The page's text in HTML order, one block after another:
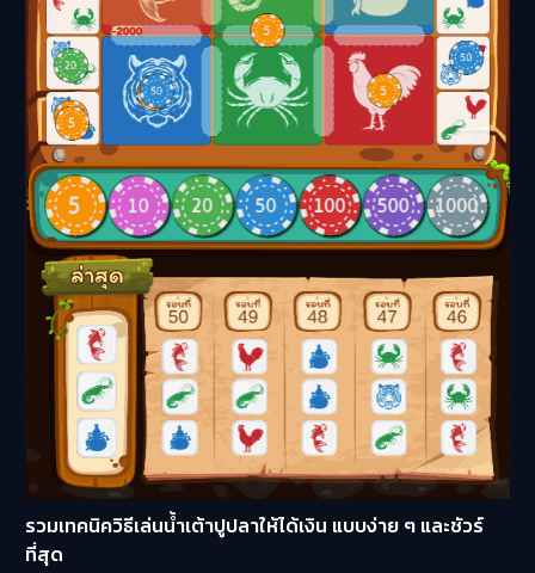
รวมเทคนิควิธีเล่นน้ำเต้าปูปลาให้ได้เงิน แบบง่าย ๆ และชัวร์
ที่สุด